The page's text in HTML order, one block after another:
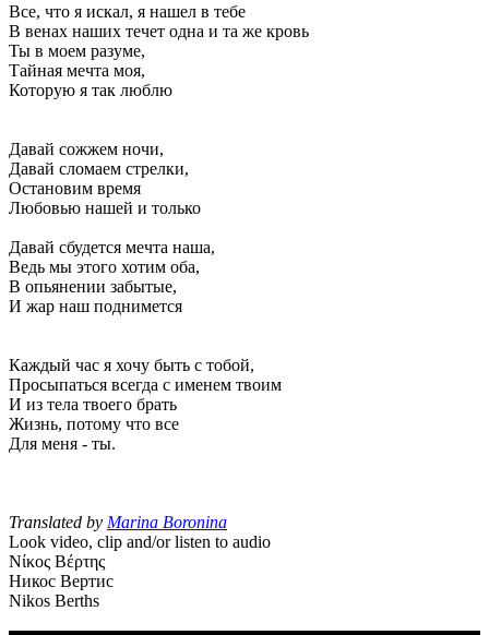
Все, что я искал, я нашел в тебе
В венах наших течет одна и та же кровь
Ты в моем разуме,
Тайная мечта моя,
Которую я так люблю
Давай сожжем ночи,
Давай сломаем стрелки,
Остановим время
Любовью нашей и только
Давай сбудется мечта наша,
Ведь мы этого хотим оба,
В опьянении забытые,
И жар наш поднимется
Каждый час я хочу быть с тобой,
Просыпаться всегда с именем твоим
И из тела твоего брать
Жизнь, потому что все
Для меня - ты.
Translated by Marina Boronina
Look video, clip and/or listen to audio
Νίκος Βέρτης
Никос Вертис
Nikos Berths